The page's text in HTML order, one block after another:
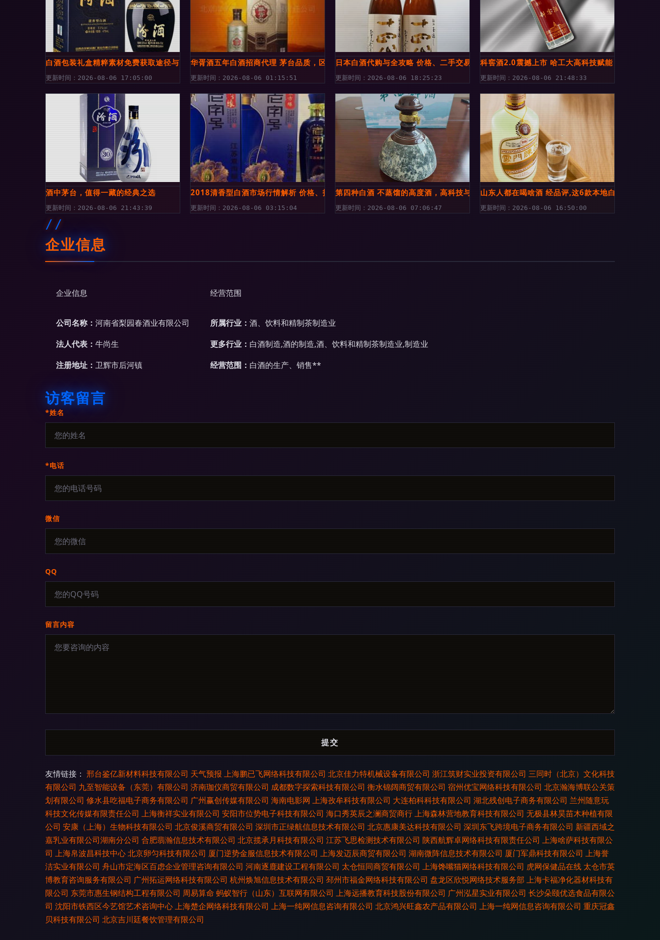
白酒包装礼盒精粹素材免费获取途径与高清PNG资源解读
更新时间：2026-08-06 17:05:00
华胥酒五年白酒招商代理 茅台品质，区域代理新商机
更新时间：2026-08-06 01:15:51
日本白酒代购与全攻略 价格、二手交易及购买指南
更新时间：2026-08-06 18:25:23
科窖酒2.0震撼上市 哈工大高科技赋能，健康美味
更新时间：2026-08-06 21:48:33
酒中茅台，值得一藏的经典之选
更新时间：2026-08-06 21:43:39
2018清香型白酒市场行情解析 价格、报价与批发策略探秘
更新时间：2026-08-06 03:15:04
第四种白酒 不蒸馏的高度酒，高科技与新口味的结合，您愿意品尝吗？
更新时间：2026-08-06 07:06:47
山东人都在喝啥酒 经品评,这6款本地白酒,都是山东
更新时间：2026-08-06 16:50:00
企业信息
企业信息 经营范围
公司名称： 河南省梨园春酒业有限公司
法人代表： 牛尚生
注册地址： 卫辉市后河镇
所属行业： 酒、饮料和精制茶制造业
更多行业： 白酒制造,酒的制造,酒、饮料和精制茶制造业,制造业
经营范围： 白酒的生产、销售**
访客留言
*姓名
*电话
微信
QQ
留言内容
友情链接： 邢台鉴亿新材料科技有限公司 天气预报 上海鹏已飞网络科技有限公司 北京佳力特机械设备有限公司 浙江筑财实业投资有限公司 三同时（北京）文化科技
有限公司 九至智能设备（东莞）有限公司 济南珈仪商贸有限公司 成都数字探索科技有限公司 衡水锦阔商贸有限公司 宿州优宝网络科技有限公司 北京瀚海博联公关策
划有限公司 修水县吃福电子商务有限公司 广州赢创传媒有限公司 海南电影网 上海孜牟科技有限公司 大连柏科科技有限公司 湖北残创电子商务有限公司 兰州随意玩
科技文化传媒有限责任公司 上海衡祥实业有限公司 安阳市位势电子科技有限公司 海口秀英辰之澜商贸商行上海森林营地教育科技有限公司 无极县林昊苗木种植有限
公司 安康（上海）生物科技有限公司 北京俊溪商贸有限公司 深圳市正绿航信息技术有限公司 北京惠康美达科技有限公司 深圳东飞跨境电子商务有限公司 新疆西域之
嘉乳业有限公司湖南分公司 合肥翡瀚信息技术有限公司 北京揽承月科技有限公司 江苏飞思检测技术有限公司 陕西航辉卓网络科技有限责任公司 上海啥萨科技有限公
司 上海帛波昌科技中心北京卵匀科技有限公司 厦门逆势金服信息技术有限公司 上海发迈辰商贸有限公司 湖南微阵信息技术有限公司 厦门军鼎科技有限公司 上海誉
洁实业有限公司 舟山市定海区百虑企业管理咨询有限公司 河南逐鹿建设工程有限公司 太仓恒同商贸有限公司 上海馋嘴猫网络科技有限公司 虎网保健品在线 太仓市英
博教育咨询服务有限公司 广州拓运网络科技有限公司 杭州焕旭信息技术有限公司 邳州市福金网络科技有限公司 盘龙区欣悦网络技术服务部 上海卡福净化器材科技有
限公司 东莞市惠生钢结构工程有限公司 周易算命 蚂蚁智行（山东）互联网有限公司 上海远播教育科技股份有限公司 广州泓星实业有限公司 长沙朵颐优选食品有限公
司 沈阳市铁西区今艺馆艺术咨询中心上海楚企网络科技有限公司 上海一纯网信息咨询有限公司 北京鸿兴旺鑫农产品有限公司 上海一纯网信息咨询有限公司 重庆冠鑫
贝科技有限公司 北京吉川廷餐饮管理有限公司